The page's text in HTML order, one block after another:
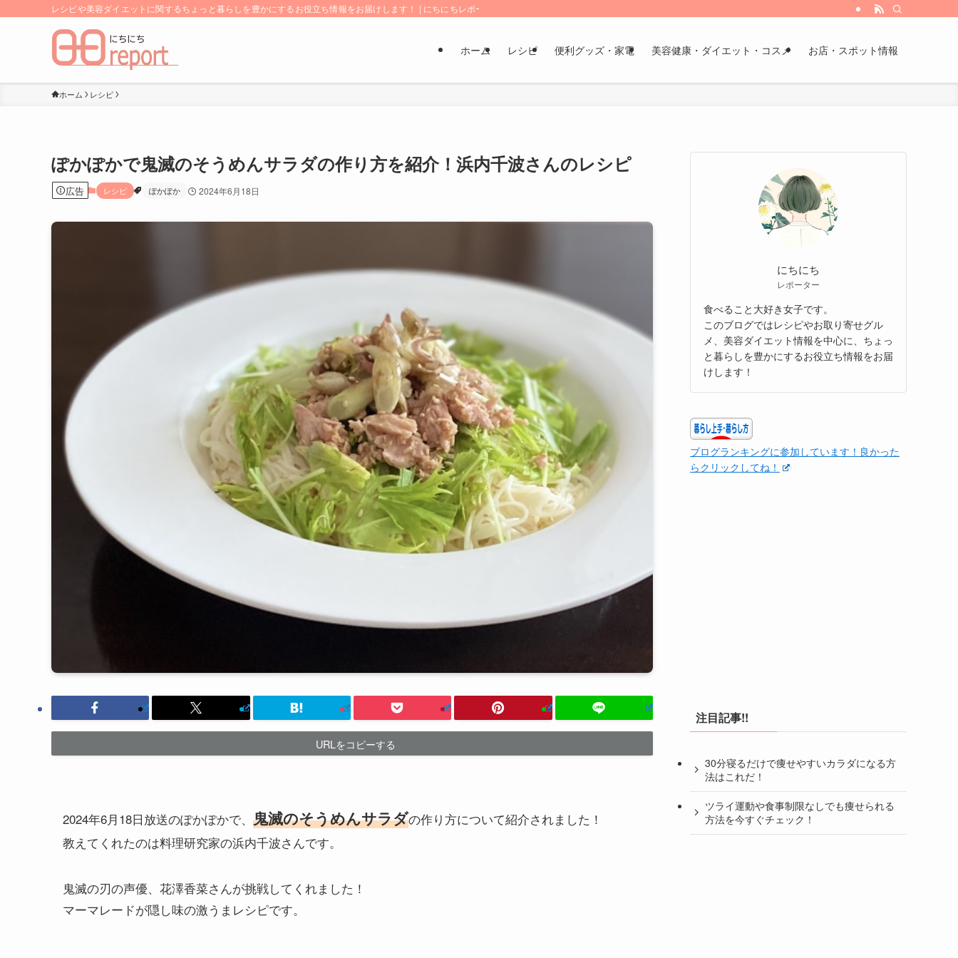
レシピや美容ダイエットに関するちょっと暮らしを豊かにするお役立ち情報をお届けします！ | にちにちレポート
ホーム レシピ 便利グッズ・家電 美容健康・ダイエット・コスメ お店・スポット情報
ホーム レシピ
ぽかぽかで鬼滅のそうめんサラダの作り方を紹介！浜内千波さんのレシピ
広告 レシピ ぽかぽか 2024年6月18日
URLをコピーする
2024年6月18日放送のぽかぽかで、 鬼滅のそうめんサラダの作り方について紹介されました！
教えてくれたのは料理研究家の浜内千波さんです。
鬼滅の刃の声優、花澤香菜さんが挑戦してくれました！
マーマレードが隠し味の激うまレシピです。
にちにち
レポーター
食べること大好き女子です。
このブログではレシピやお取り寄せグル
メ、美容ダイエット情報を中心に、ちょっ
と暮らしを豊かにするお役立ち情報をお届
けします！
ブログランキングに参加しています！良かった
らクリックしてね！
注目記事!!
30分寝るだけで痩せやすいカラダになる方
法はこれだ！
ツライ運動や食事制限なしでも痩せられる
方法を今すぐチェック！